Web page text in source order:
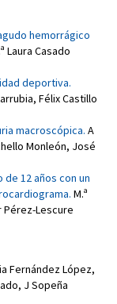
hemorrágico
Laura Casado
deportiva.
, Félix Castillo
macroscópica. A
Monleón, José
de 12 años con un
M.ª
Pérez-Lescure
Fernández López,
, J Sopeña